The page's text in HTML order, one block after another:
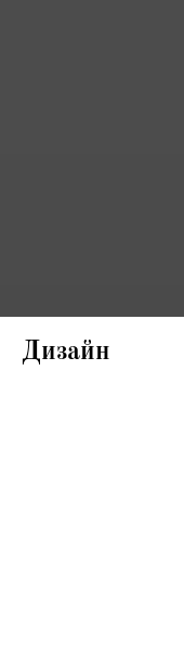
Дизайн